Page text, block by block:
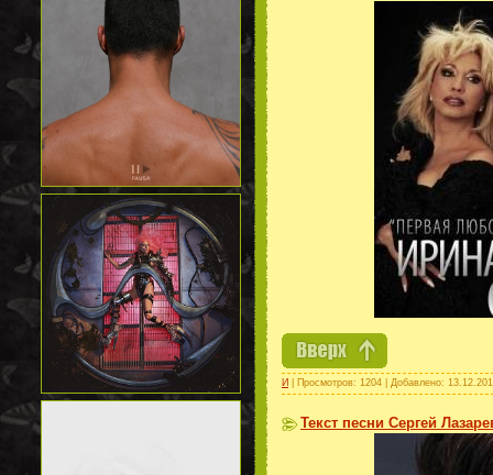
И | Просмотров: 1204 | Добавлено:
Текст песни Сергей